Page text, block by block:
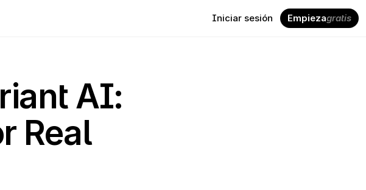
Iniciar sesión Empiezagratis
AI:
Real